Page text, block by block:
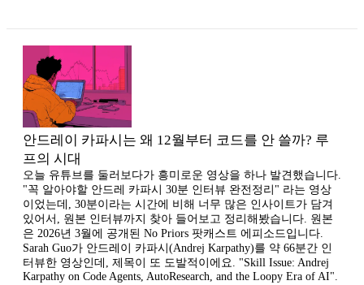
안드레이 카파시는 왜 12월부터 코드를 안 쓸까? 루
프의 시대
오늘 유튜브를 둘러보다가 흥미로운 영상을 하나 발견했습니다.
"꼭 알아야할 안드레 카파시 30분 인터뷰 완전정리" 라는 영상
이었는데, 30분이라는 시간에 비해 너무 많은 인사이트가 담겨
있어서, 원본 인터뷰까지 찾아 들어보고 정리해봤습니다. 원본
은 2026년 3월에 공개된 No Priors 팟캐스트 에피소드입니다.
Sarah Guo가 안드레이 카파시(Andrej Karpathy)를 약 66분간 인
터뷰한 영상인데, 제목이 또 도발적이에요. "Skill Issue: Andrej
Karpathy on Code Agents, AutoResearch, and the Loopy Era of AI".